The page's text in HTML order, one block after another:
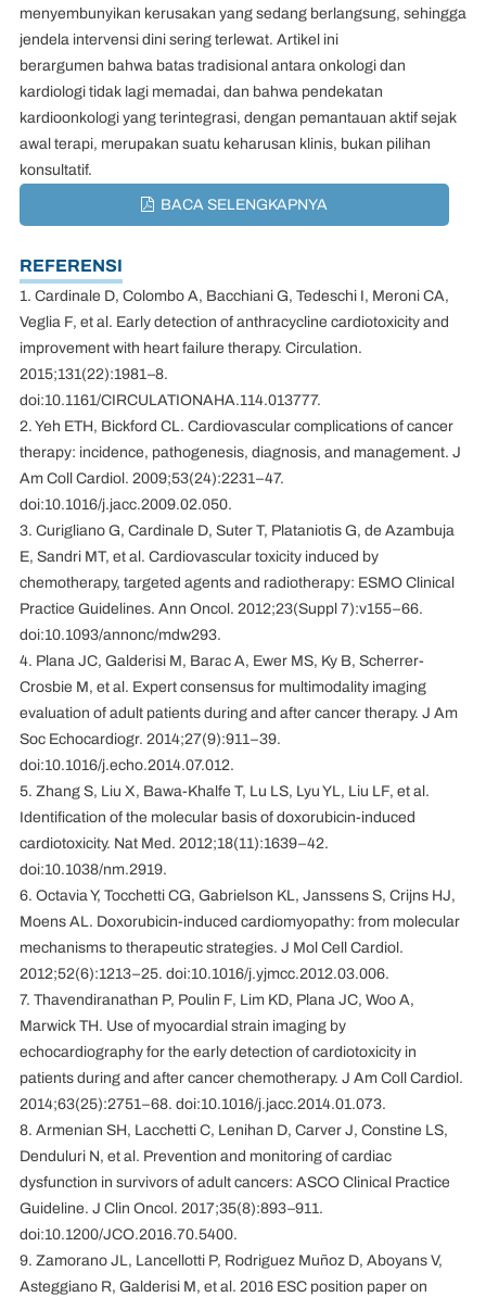
menyembunyikan kerusakan yang sedang berlangsung, sehingga
jendela intervensi dini sering terlewat. Artikel ini
berargumen bahwa batas tradisional antara onkologi dan
kardiologi tidak lagi memadai, dan bahwa pendekatan
kardioonkologi yang terintegrasi, dengan pemantauan aktif sejak
awal terapi, merupakan suatu keharusan klinis, bukan pilihan
konsultatif.
BACA SELENGKAPNYA
REFERENSI
1. Cardinale D, Colombo A, Bacchiani G, Tedeschi I, Meroni CA,
Veglia F, et al. Early detection of anthracycline cardiotoxicity and
improvement with heart failure therapy. Circulation.
2015;131(22):1981–8.
doi:10.1161/CIRCULATIONAHA.114.013777.
2. Yeh ETH, Bickford CL. Cardiovascular complications of cancer
therapy: incidence, pathogenesis, diagnosis, and management. J
Am Coll Cardiol. 2009;53(24):2231–47.
doi:10.1016/j.jacc.2009.02.050.
3. Curigliano G, Cardinale D, Suter T, Plataniotis G, de Azambuja
E, Sandri MT, et al. Cardiovascular toxicity induced by
chemotherapy, targeted agents and radiotherapy: ESMO Clinical
Practice Guidelines. Ann Oncol. 2012;23(Suppl 7):v155–66.
doi:10.1093/annonc/mdw293.
4. Plana JC, Galderisi M, Barac A, Ewer MS, Ky B, Scherrer-
Crosbie M, et al. Expert consensus for multimodality imaging
evaluation of adult patients during and after cancer therapy. J Am
Soc Echocardiogr. 2014;27(9):911–39.
doi:10.1016/j.echo.2014.07.012.
5. Zhang S, Liu X, Bawa-Khalfe T, Lu LS, Lyu YL, Liu LF, et al.
Identification of the molecular basis of doxorubicin-induced
cardiotoxicity. Nat Med. 2012;18(11):1639–42.
doi:10.1038/nm.2919.
6. Octavia Y, Tocchetti CG, Gabrielson KL, Janssens S, Crijns HJ,
Moens AL. Doxorubicin-induced cardiomyopathy: from molecular
mechanisms to therapeutic strategies. J Mol Cell Cardiol.
2012;52(6):1213–25. doi:10.1016/j.yjmcc.2012.03.006.
7. Thavendiranathan P, Poulin F, Lim KD, Plana JC, Woo A,
Marwick TH. Use of myocardial strain imaging by
echocardiography for the early detection of cardiotoxicity in
patients during and after cancer chemotherapy. J Am Coll Cardiol.
2014;63(25):2751–68. doi:10.1016/j.jacc.2014.01.073.
8. Armenian SH, Lacchetti C, Lenihan D, Carver J, Constine LS,
Denduluri N, et al. Prevention and monitoring of cardiac
dysfunction in survivors of adult cancers: ASCO Clinical Practice
Guideline. J Clin Oncol. 2017;35(8):893–911.
doi:10.1200/JCO.2016.70.5400.
9. Zamorano JL, Lancellotti P, Rodriguez Muñoz D, Aboyans V,
Asteggiano R, Galderisi M, et al. 2016 ESC position paper on